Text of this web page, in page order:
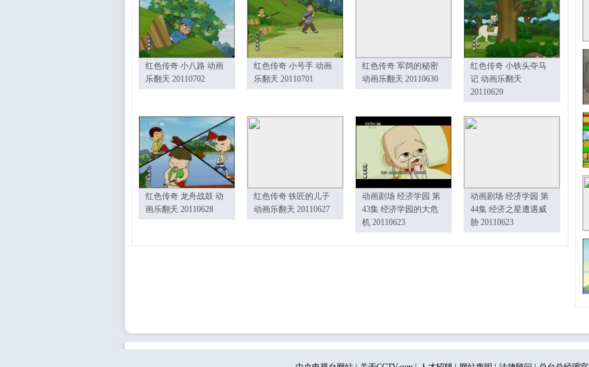
红色传奇 小八路 动画
乐翻天 20110702
红色传奇 小号手 动画
乐翻天 20110701
红色传奇 军鸽的秘密
动画乐翻天 20110630
红色传奇 小铁头夺马
记 动画乐翻天
20110629
红色传奇 龙舟战鼓 动
画乐翻天 20110628
红色传奇 铁匠的儿子
动画乐翻天 20110627
动画剧场 经济学园 第
43集 经济学园的大危
机 20110623
动画剧场 经济学园 第
44集 经济之星遭遇威
胁 20110623